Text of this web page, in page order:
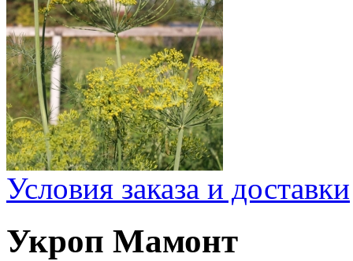
Условия заказа и доставки
Укроп Мамонт